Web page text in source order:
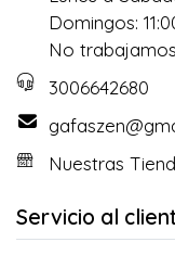
Domingos:
No
3006642680
Nuestras
Servicio al